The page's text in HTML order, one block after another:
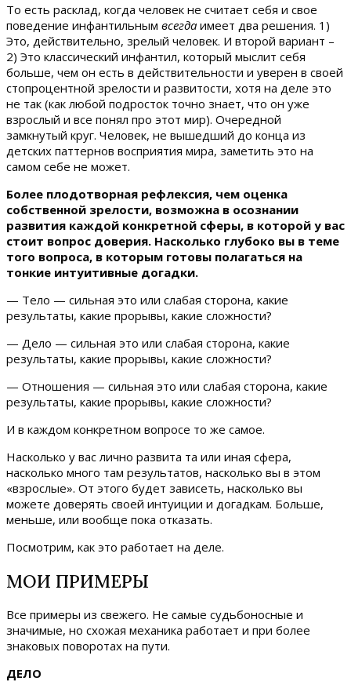
То есть расклад, когда человек не считает себя и свое
поведение инфантильным всегда имеет два решения. 1)
Это, действительно, зрелый человек. И второй вариант –
2) Это классический инфантил, который мыслит себя
больше, чем он есть в действительности и уверен в своей
стопроцентной зрелости и развитости, хотя на деле это
не так (как любой подросток точно знает, что он уже
взрослый и все понял про этот мир). Очередной
замкнутый круг. Человек, не вышедший до конца из
детских паттернов восприятия мира, заметить это на
самом себе не может.
Более плодотворная рефлексия, чем оценка
собственной зрелости, возможна в осознании
развития каждой конкретной сферы, в которой у вас
стоит вопрос доверия. Насколько глубоко вы в теме
того вопроса, в которым готовы полагаться на
тонкие интуитивные догадки.
— Тело — сильная это или слабая сторона, какие
результаты, какие прорывы, какие сложности?
— Дело — сильная это или слабая сторона, какие
результаты, какие прорывы, какие сложности?
— Отношения — сильная это или слабая сторона, какие
результаты, какие прорывы, какие сложности?
И в каждом конкретном вопросе то же самое.
Насколько у вас лично развита та или иная сфера,
насколько много там результатов, насколько вы в этом
«взрослые». От этого будет зависеть, насколько вы
можете доверять своей интуиции и догадкам. Больше,
меньше, или вообще пока отказать.
Посмотрим, как это работает на деле.
МОИ ПРИМЕРЫ
Все примеры из свежего. Не самые судьбоносные и
значимые, но схожая механика работает и при более
знаковых поворотах на пути.
ДЕЛО